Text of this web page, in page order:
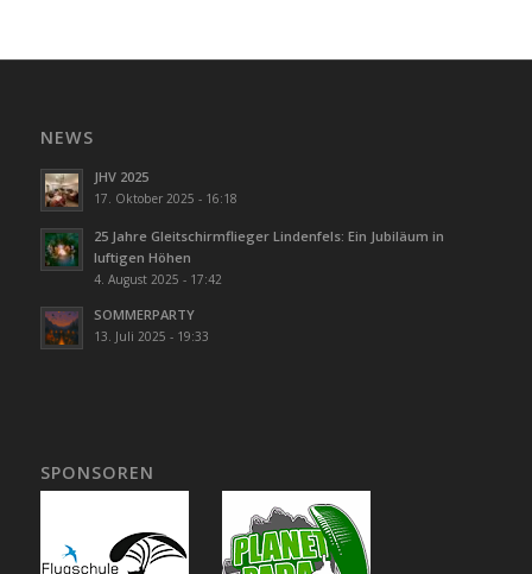
NEWS
JHV 2025
17. Oktober 2025 - 16:18
25 Jahre Gleitschirmflieger Lindenfels: Ein Jubiläum in
luftigen Höhen
4. August 2025 - 17:42
SOMMERPARTY
13. Juli 2025 - 19:33
SPONSOREN